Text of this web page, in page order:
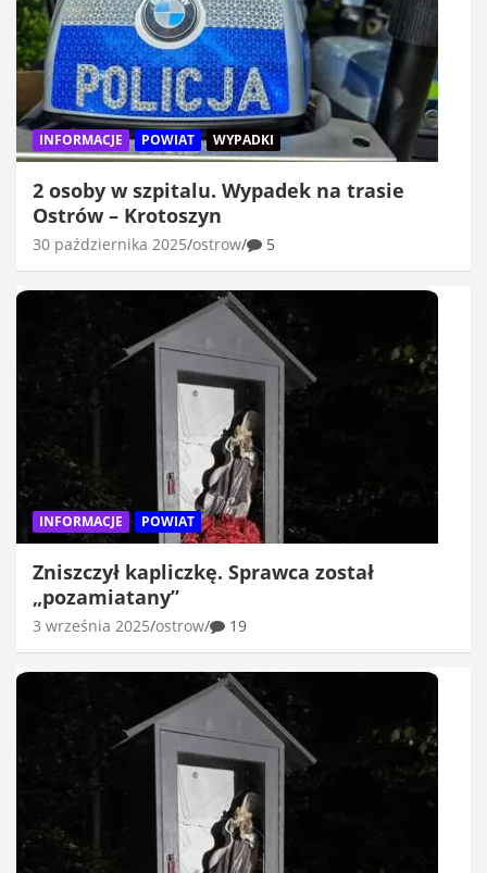
INFORMACJE POWIAT WYPADKI
2 osoby w szpitalu. Wypadek na trasie
Ostrów – Krotoszyn
30 października 2025 ostrow 5
INFORMACJE POWIAT
Zniszczył kapliczkę. Sprawca został
„pozamiatany”
3 września 2025 ostrow 19